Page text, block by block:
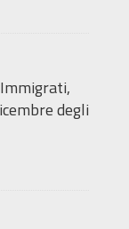
degli